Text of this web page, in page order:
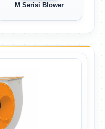
M Serisi Blower